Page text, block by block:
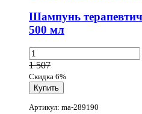
Шампунь
500 мл
1 507
Скидка 6%
Артикул: ma-289190